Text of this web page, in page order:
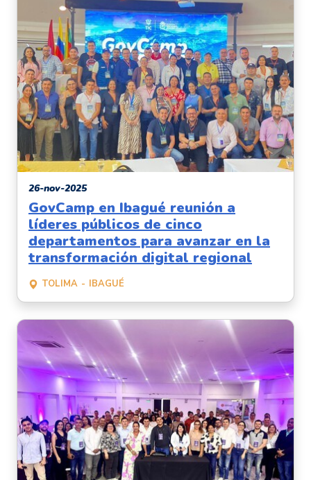
26-nov-2025
GovCamp en Ibagué reunión a
líderes públicos de cinco
departamentos para avanzar en la
transformación digital regional
TOLIMA IBAGUÉ